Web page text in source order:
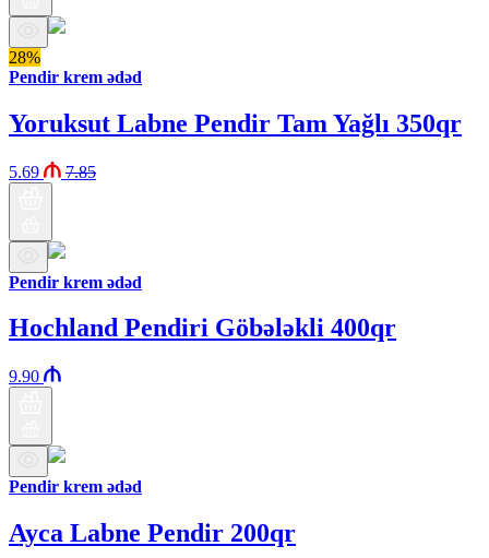
28%
Pendir krem ədəd
Yoruksut Labne Pendir Tam Yağlı 350qr
5.69 7.85
Pendir krem ədəd
Hochland Pendiri Göbələkli 400qr
9.90
Pendir krem ədəd
Ayca Labne Pendir 200qr